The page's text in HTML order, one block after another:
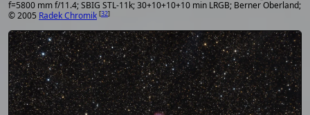
f=5800 mm f/11.4; SBIG STL-11k; 30+10+10+10 min LRGB; Berner Oberland;
© 2005 Radek Chromik [32]